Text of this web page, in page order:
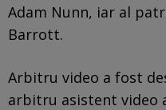
Adam Nunn, iar al
Barrott.
Arbitru video a fost
arbitru asistent video